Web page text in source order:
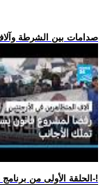
.. صدامات بين الشرطة
.. الحلقة الأولى من برنامج -أسئلة حارقة-!